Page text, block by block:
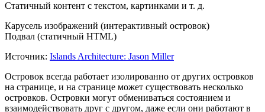
Статичный контент с текстом, картинками и т. д.
Карусель изображений (интерактивный островок)
Подвал (статичный HTML)
Источник: Islands Architecture: Jason Miller
Островок всегда работает изолированно от других островков
на странице, и на странице может существовать несколько
островков. Островки могут обмениваться состоянием и
взаимодействовать друг с другом, даже если они работают в